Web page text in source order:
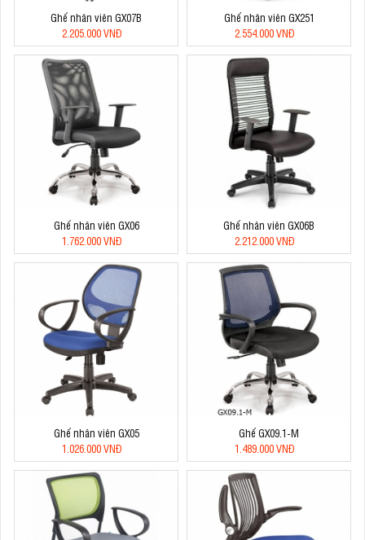
Ghế nhân viên GX07B
2.205.000 VNĐ
Ghế nhân viên GX251
2.554.000 VNĐ
Ghế nhân viên GX06
1.762.000 VNĐ
Ghế nhân viên GX06B
2.212.000 VNĐ
Ghế nhân viên GX05
1.026.000 VNĐ
Ghế GX09.1-M
1.489.000 VNĐ